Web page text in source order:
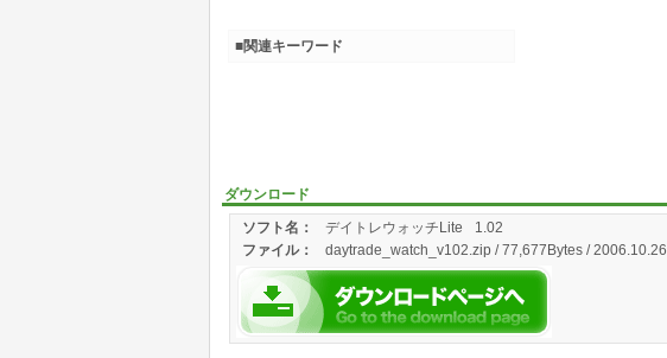
ダウンロード
ソフト名：
デイトレウォッチLite 1.02
ファイル： daytrade_watch_v102.zip / 77,677Bytes / 2006.10.26
■関連キーワード